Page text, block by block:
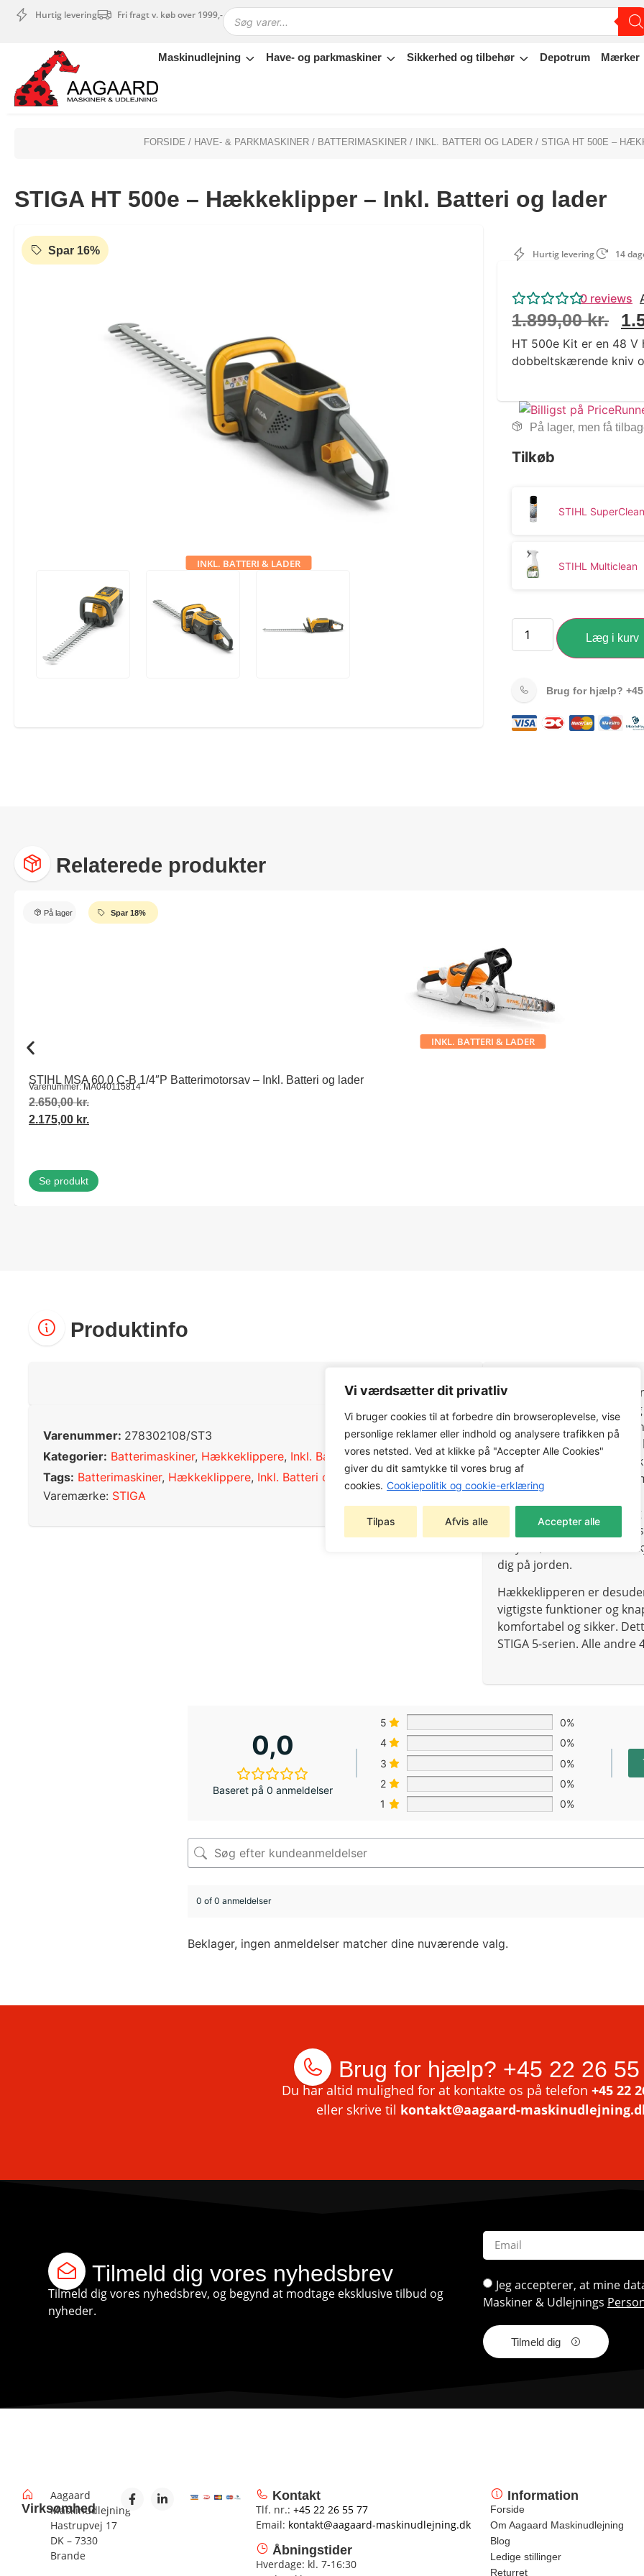
Vi værdsætter dit privatliv
Vi bruger cookies til at forbedre din browseroplevelse, vise
personlige reklamer eller indhold og analysere trafikken på
vores netsted. Ved at klikke på "Accepter Alle Cookies"
giver du dit samtykke til vores brug af
cookies. Cookiepolitik og cookie-erklæring
Tilpas Afvis alle Accepter alle
Hurtig levering Fri fragt v. køb over 1999,-
Maskinudlejning Have- og parkmaskiner Sikkerhed og tilbehør Depotrum Mærker
Maskinudlejning
Have- og parkmaskiner
Sikkerhed og tilbehør
Outlet
4.4 Google Reviews
4.7 Trustpilot
FORSIDE / HAVE- & PARKMASKINER/ BATTERIMASKINER/ INKL. BATTERI OG LADER/ STIGA HT 500E –
STIGA HT 500e – Hækkeklipper – Inkl. Batteri og lader
INKL. BATTERI & LADER
Spar 16% Hurtig levering 14
0 reviews
1.899,00kr.
HT 500e Kit er en 48
dobbeltskærende kniv
På lager, men få
Tilkøb
STIHL
STIHL Multiclean
Læg i kurv
Brug for hjælp?
Relaterede produkter
På lager Spar 18%
INKL. BATTERI & LADER
STIHL MSA 60.0 C-B 1/4″P Batterimotorsav – Inkl. Batteri og lader
Varenummer: MA040115814
2.650,00kr.
2.175,00 kr.
Se produkt
Produktinfo
Varenummer: 278302108/ST3
Kategorier: Batterimaskiner, Hækkeklippere, Inkl. Batteri og lader,STIGA
Tags: Batterimaskiner, Hækkeklippere, Inkl. Batteri og lader ,STIGA
Varemærke: STIGA
Nyd friheden, der er
uden at skulle bekymre
48 V-batteriet benytter
forvente længere driftstid,
Den skarpe,
cm – en kombination,
og hække.
Det 180° drejbare
udføres vertikalt eller
betyder, at du ikke skal
dig på jorden.
Hækkeklipperen er
vigtigste funktioner og
komfortabel og sikker.
STIGA 5-serien. Alle
0,0
Baseret på 0 anmeldelser
5
0%
4
0%
3
0%
2
0%
1
0%
0 of 0 anmeldelser
Beklager, ingen anmeldelser matcher dine nuværende valg.
Brug for hjælp? +45 22 26
Du har altid mulighed for at kontakte os på telefon +45 22
eller skrive til kontakt@aagaard-
Tilmeld dig vores nyhedsbrev
Tilmeld dig vores nyhedsbrev, og begynd at modtage eksklusive tilbud og
nyheder.
Jeg accepterer, at mine
Maskiner & Udlejnings
Tilmeld dig
Virksomhed
Aagaard
Maskinudlejning
Hastrupvej 17
DK – 7330
Brande
Kontakt
Tlf. nr.: +45 22 26 55 77
Email: kontakt@aagaard-maskinudlejning.dk
Åbningstider
Hverdage: kl. 7-16:30
Information
Forside
Om Aagaard Maskinudlejning
Blog
Ledige stillinger
Returret